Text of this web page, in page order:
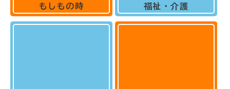
もしもの時 福祉・介護